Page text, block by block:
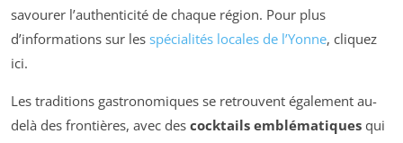
savourer l’authenticité de chaque région. Pour plus
d’informations sur les spécialités locales de l’Yonne, cliquez
ici.
Les traditions gastronomiques se retrouvent également au-
delà des frontières, avec des cocktails emblématiques qui